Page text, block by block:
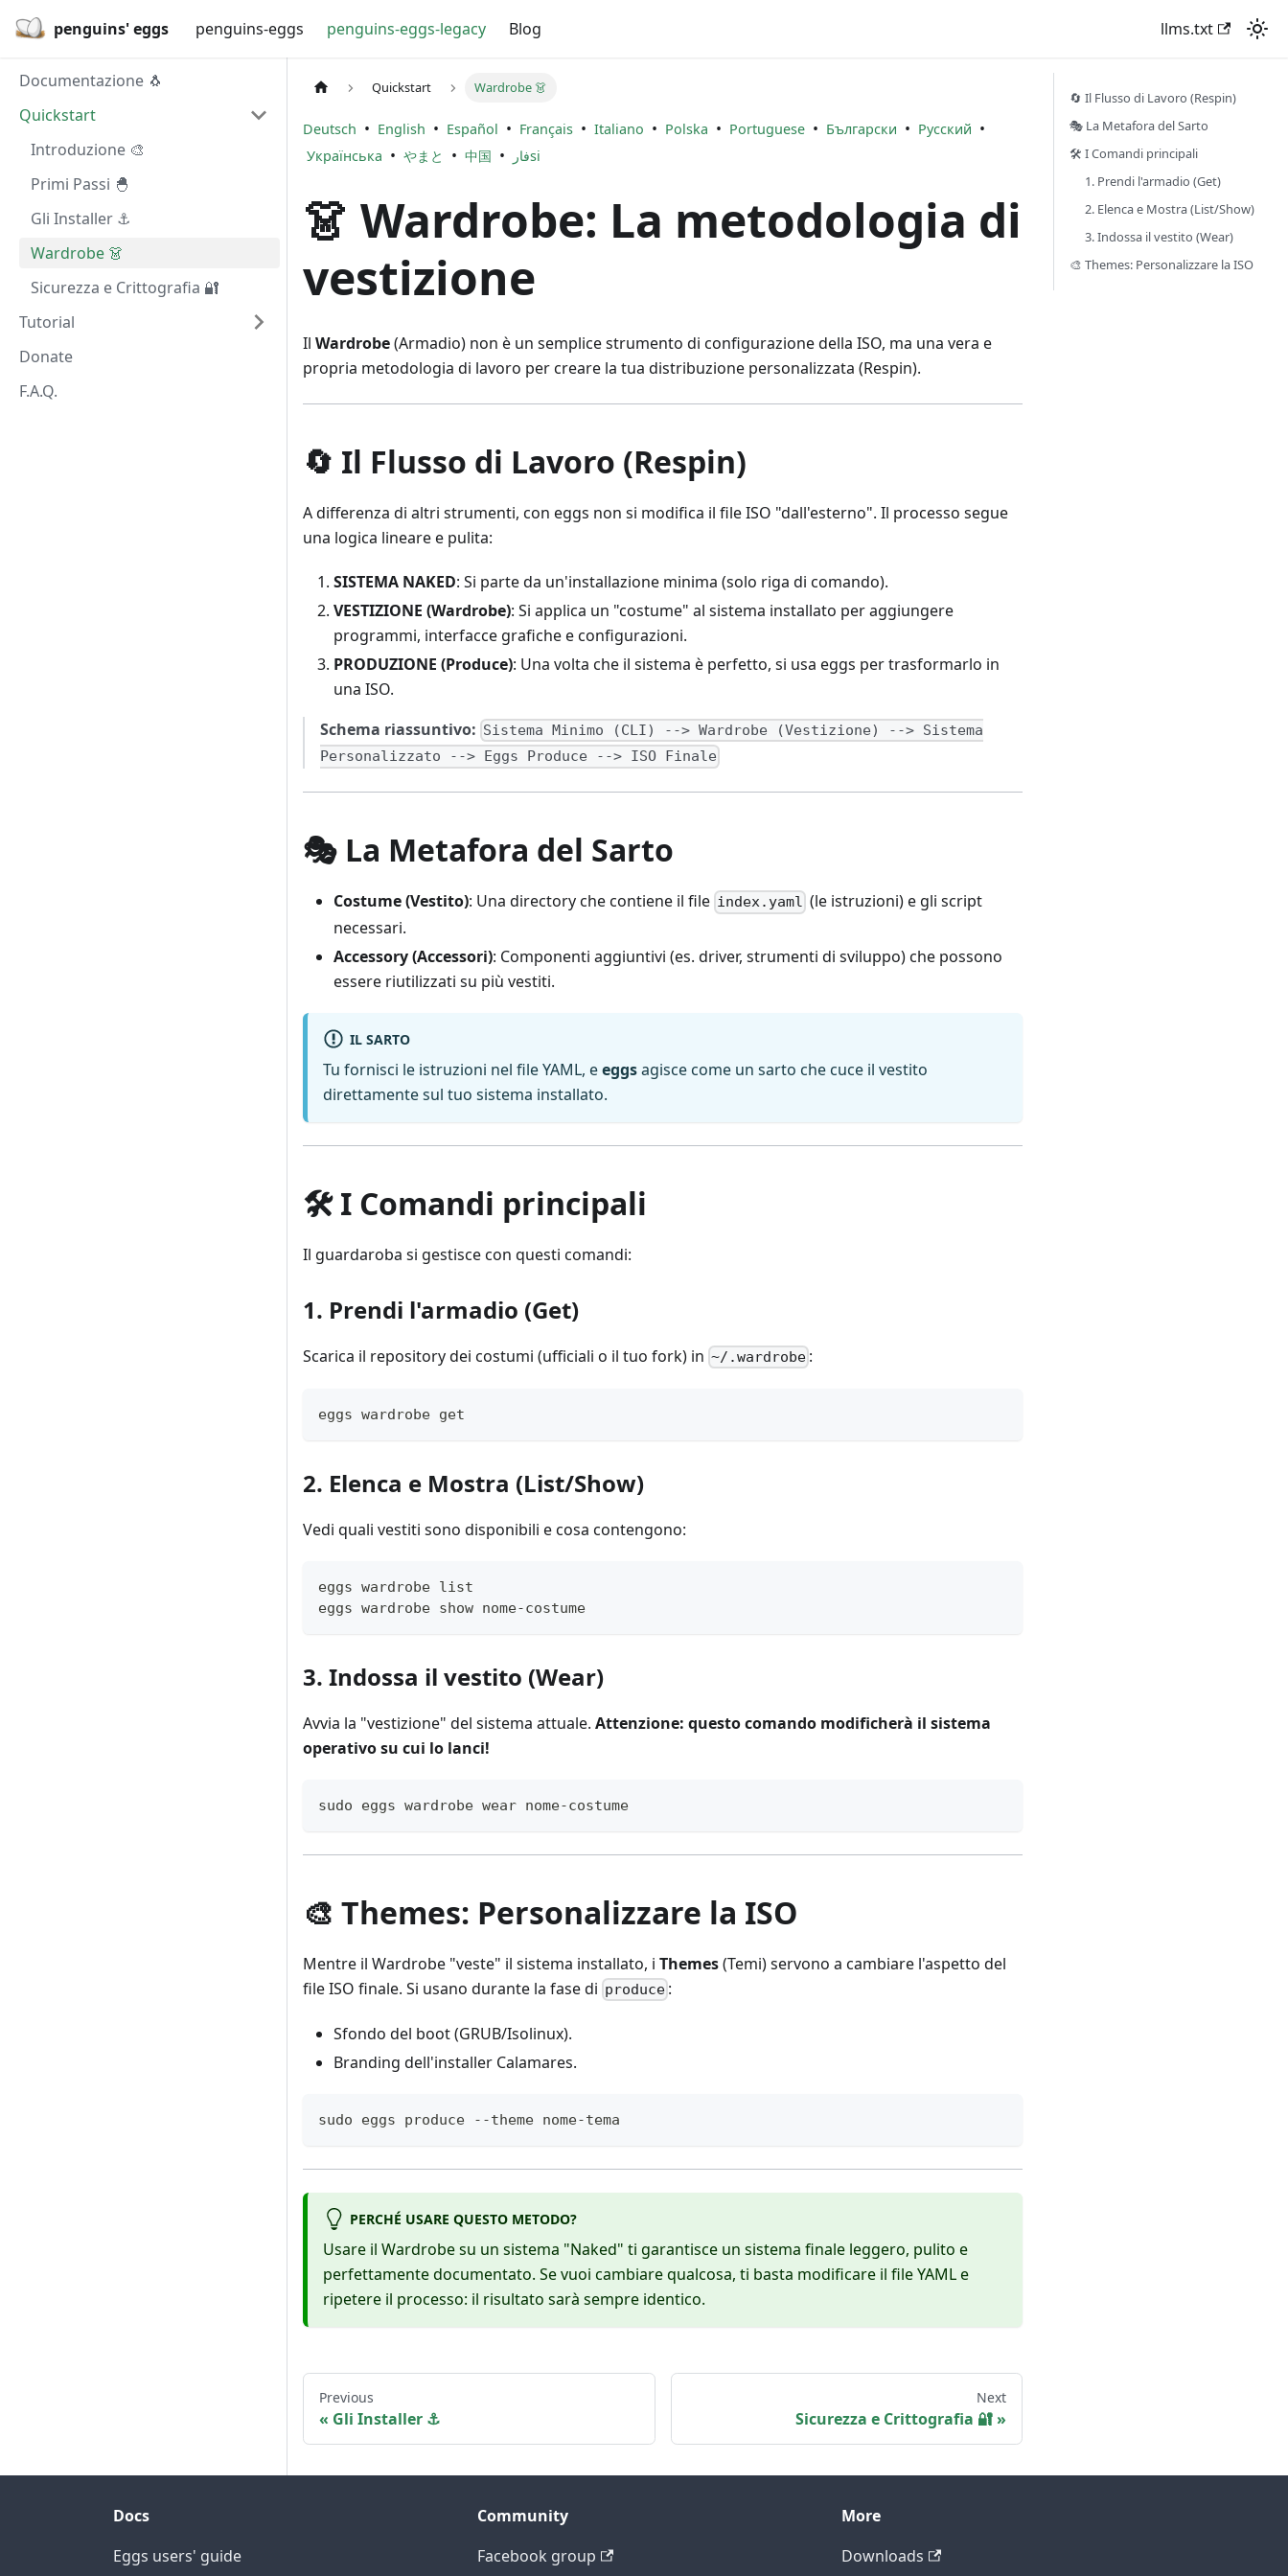
penguins' eggs penguins-eggs penguins-eggs-legacy Blog llms.txt
Documentazione 🐧
Quickstart
Introduzione 🎨
Primi Passi 🐣
Gli Installer ⚓
Wardrobe 👗
Sicurezza e Crittografia 🔐
Tutorial
Donate
F.A.Q.
Quickstart Wardrobe 👗
Deutsch • English • Español • Français • Italiano • Polska • Portuguese • Български • Русский •
Українська • やまと • 中国 • فارsi
👗 Wardrobe: La metodologia di
vestizione
Il Wardrobe(Armadio) non è un semplice strumento di configurazione della ISO, ma una vera e
propria metodologia di lavoro per creare la tua distribuzione personalizzata (Respin).
🔄 Il Flusso di Lavoro (Respin)
A differenza di altri strumenti, con eggs non si modifica il file ISO "dall'esterno". Il processo segue
una logica lineare e pulita:
SISTEMA NAKED: Si parte da un'installazione minima (solo riga di comando).
VESTIZIONE (Wardrobe): Si applica un "costume" al sistema installato per aggiungere
programmi, interfacce grafiche e configurazioni.
PRODUZIONE (Produce): Una volta che il sistema è perfetto, si usa eggs per trasformarlo in
una ISO.
Schema riassuntivo: Sistema Minimo (CLI) --> Wardrobe (Vestizione) --> Sistema
Personalizzato --> Eggs Produce --> ISO Finale
🎭 La Metafora del Sarto
Costume (Vestito): Una directory che contiene il file index.yaml (le istruzioni) e gli script
necessari.
Accessory (Accessori): Componenti aggiuntivi (es. driver, strumenti di sviluppo) che possono
essere riutilizzati su più vestiti.
IL SARTO
Tu fornisci le istruzioni nel file YAML, eeggsagisce come un sarto che cuce il vestito
direttamente sul tuo sistema installato.
🛠️ I Comandi principali
Il guardaroba si gestisce con questi comandi:
1. Prendi l'armadio (Get)
Scarica il repository dei costumi (ufficiali o il tuo fork) in ~/.wardrobe :
eggs wardrobe get
2. Elenca e Mostra (List/Show)
Vedi quali vestiti sono disponibili e cosa contengono:
eggs wardrobe list
eggs wardrobe show nome-costume
3. Indossa il vestito (Wear)
Avvia la "vestizione" del sistema attuale. Attenzione: questo comando modificherà il sistema
operativo su cui lo lanci!
sudo eggs wardrobe wear nome-costume
🎨 Themes: Personalizzare la ISO
Mentre il Wardrobe "veste" il sistema installato, i Themes(Temi) servono a cambiare l'aspetto del
file ISO finale. Si usano durante la fase di produce :
Sfondo del boot (GRUB/Isolinux).
Branding dell'installer Calamares.
sudo eggs produce --theme nome-tema
PERCHÉ USARE QUESTO METODO?
Usare il Wardrobe su un sistema "Naked" ti garantisce un sistema finale leggero, pulito e
perfettamente documentato. Se vuoi cambiare qualcosa, ti basta modificare il file YAML e
ripetere il processo: il risultato sarà sempre identico.
Previous
Gli Installer ⚓
Next
Sicurezza e Crittografia 🔐
🔄 Il Flusso di Lavoro (Respin)
🎭 La Metafora del Sarto
🛠️ I Comandi principali
1. Prendi l'armadio (Get)
2. Elenca e Mostra (List/Show)
3. Indossa il vestito (Wear)
🎨 Themes: Personalizzare la ISO
Docs
Eggs users' guide
Community
Facebook group
More
Downloads